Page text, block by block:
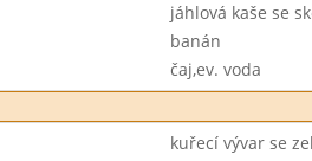
jáhlová kaše se
banán
čaj,ev. voda
kuřecí vývar se